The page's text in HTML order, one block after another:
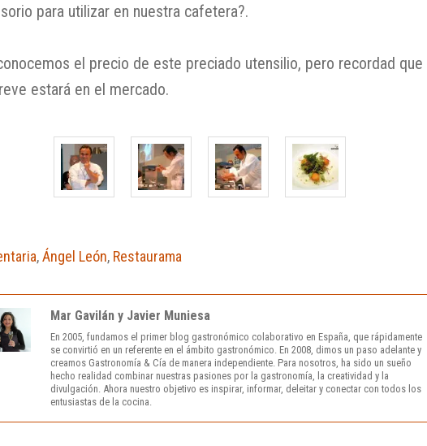
para utilizar en nuestra cafetera?.
el precio de este preciado utensilio, pero recordad que
estará en el mercado.
,Ángel León, Restaurama
Mar Gavilán y Javier Muniesa
En 2005, fundamos el primer blog gastronómico colaborativo en España, que rápidamente
se convirtió en un referente en el ámbito gastronómico. En 2008, dimos un paso adelante y
creamos Gastronomía & Cía de manera independiente. Para nosotros, ha sido un sueño
hecho realidad combinar nuestras pasiones por la gastronomía, la creatividad y la
divulgación. Ahora nuestro objetivo es inspirar, informar, deleitar y conectar con todos los
entusiastas de la cocina.